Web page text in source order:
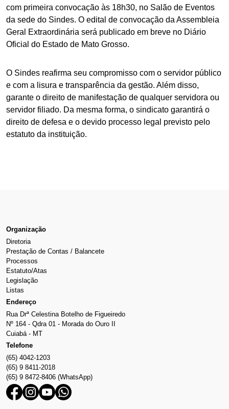
com primeira convocação às 18h30, no Salão de Eventos
da sede do Sindes. O edital de convocação da Assembleia
Geral Extraordinária será publicado em breve no Diário
Oficial do Estado de Mato Grosso.
O Sindes reafirma seu compromisso com o servidor público
e com a lisura e transparência da gestão. Além disso,
garante o direito de manifestação de qualquer servidora ou
servidor filiado. Da mesma forma, o sindicato garantirá o
direito de defesa e o devido processo legal previsto pelo
estatuto da instituição.
Organização
Diretoria
Prestação de Contas / Balancete
Processos
Estatuto/Atas
Legislação
Listas
Endereço
Rua Drª Celestina Botelho de Figueiredo
Nº 164 - Qdra 01 - Morada do Ouro II
Cuiabá - MT
Telefone
(65) 4042-1203
(65) 9 8411-2018
(65) 9 8472-8406 (WhatsApp)
FacebookInstagram
Youtube